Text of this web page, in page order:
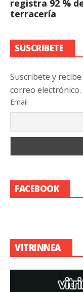
registra 92 %
terracería
SUSCRIBETE
Suscribete y
correo electrónico.
Email
FACEBOOK
VITRINNEA